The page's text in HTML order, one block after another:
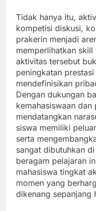
Tidak hanya itu,
kompetisi diskusi,
prakerin menjadi
memperlihatkan
aktivitas tersebut
peningkatan
mendefinisikan
Dengan dukungan
kemahasiswaan
mendatangkan
siswa memiliki
serta
sangat dibutuhkan
beragam pelajaran
mahasiswa tingkat
momen yang
dikenang sepanjang